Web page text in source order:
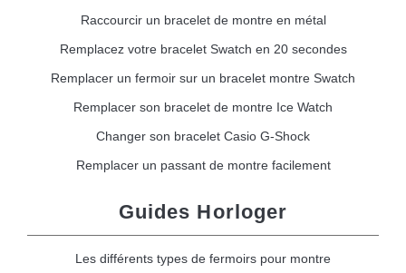
Raccourcir un bracelet de montre en métal
Remplacez votre bracelet Swatch en 20 secondes
Remplacer un fermoir sur un bracelet montre Swatch
Remplacer son bracelet de montre Ice Watch
Changer son bracelet Casio G-Shock
Remplacer un passant de montre facilement
Guides Horloger
Les différents types de fermoirs pour montre